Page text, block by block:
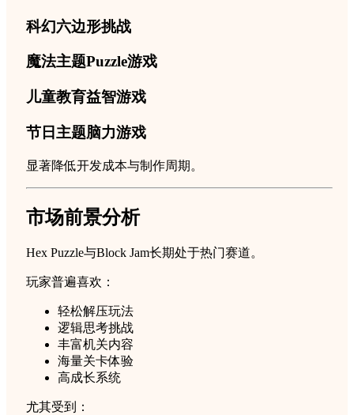
科幻六边形挑战
魔法主题Puzzle游戏
儿童教育益智游戏
节日主题脑力游戏
显著降低开发成本与制作周期。
市场前景分析
Hex Puzzle与Block Jam长期处于热门赛道。
玩家普遍喜欢：
轻松解压玩法
逻辑思考挑战
丰富机关内容
海量关卡体验
高成长系统
尤其受到：